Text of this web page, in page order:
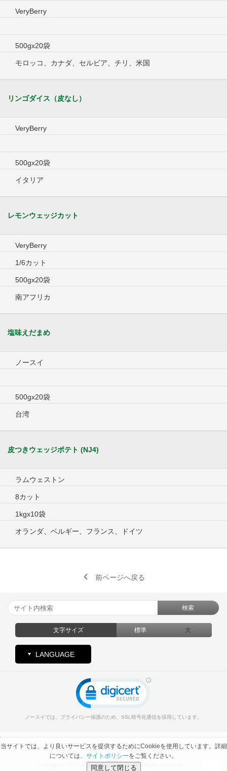
VeryBerry
500gx20袋
モロッコ、カナダ、セルビア、チリ、米国
リンゴダイス（皮なし）
VeryBerry
500gx20袋
イタリア
レモンウェッジカット
VeryBerry
1/6カット
500gx20袋
南アフリカ
塩味えだまめ
ノースイ
500gx20袋
台湾
皮つきウェッジポテト (NJ4)
ラムウェストン
8カット
1kgx10袋
オランダ、ベルギー、フランス、ドイツ
前ページへ戻る
検索
文字サイズ 大
標準
LANGUAGE
ノースイでは、プライバシー保護のため、SSL暗号化通信を採用しています。
プライバシーポリシー サイトポリシー
Copyright © 2017-2026 株式会社ノースイ All Rights Reserved.
当サイトでは、より良いサービスを提供するためにCookieを使用しています。詳細
については、 サイトポリシーをご覧ください。
同意して閉じる